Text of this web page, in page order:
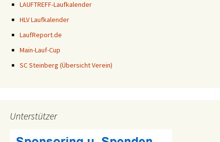
LAUFTREFF-Laufkalender
HLV Laufkalender
LaufReport.de
Main-Lauf-Cup
SC Steinberg (Übersicht Verein)
Unterstützer